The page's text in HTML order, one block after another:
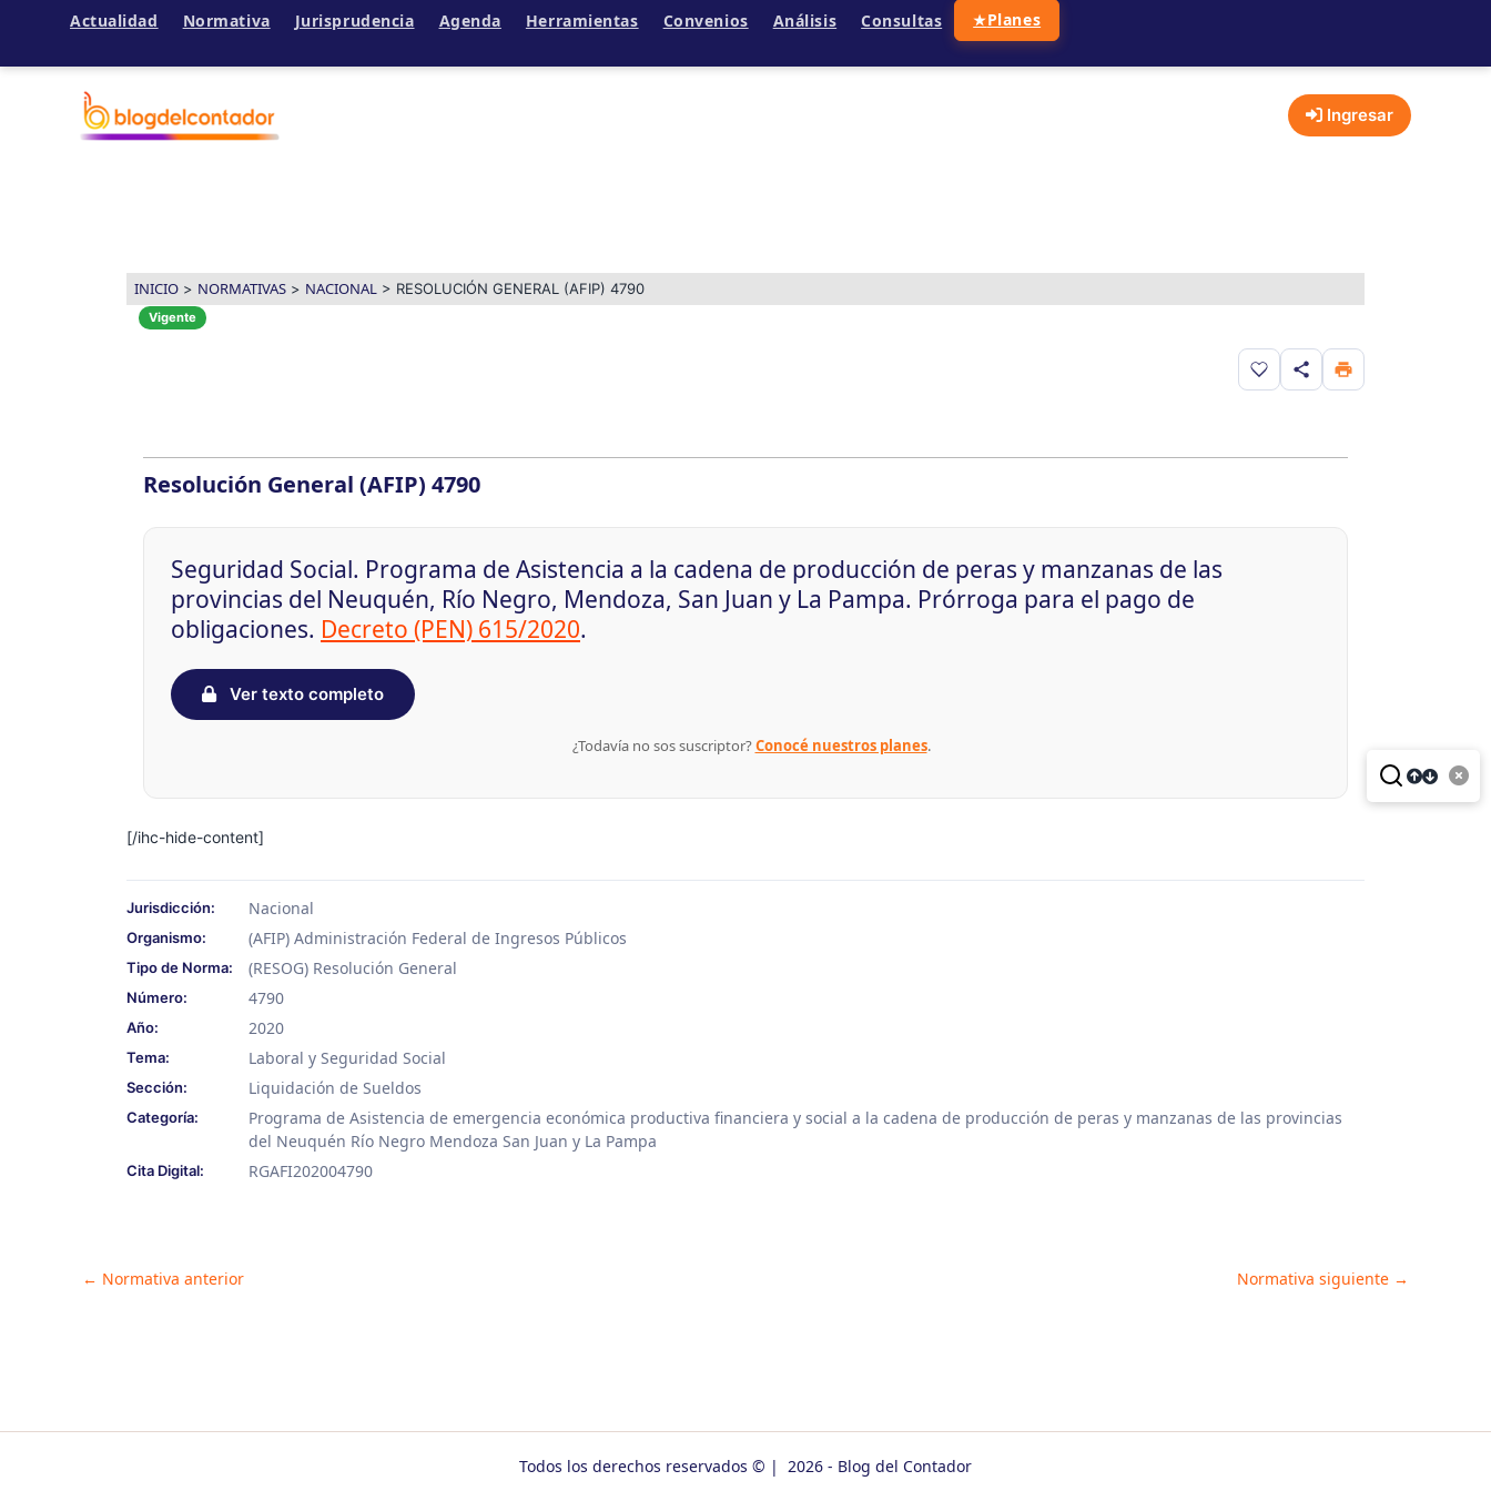
Actualidad Normativa Jurisprudencia Agenda Herramientas Convenios Análisis Consultas ★Planes
Ingresar
INICIO > NORMATIVAS > NACIONAL > RESOLUCIÓN GENERAL (AFIP) 4790
Vigente
Guardar en favoritos
Resolución General (AFIP) 4790
Seguridad Social. Programa de Asistencia a la cadena de producción de peras y manzanas de las
provincias del Neuquén, Río Negro, Mendoza, San Juan y La Pampa. Prórroga para el pago de
obligaciones. Decreto (PEN) 615/2020.
Ver texto completo
¿Todavía no sos suscriptor?Conocé nuestros planes.
[/ihc-hide-content]
Jurisdicción: Nacional
Organismo: (AFIP) Administración Federal de Ingresos Públicos
Tipo de Norma: (RESOG) Resolución General
Número: 4790
Año: 2020
Tema: Laboral y Seguridad Social
Sección: Liquidación de Sueldos
Categoría:
Programa de Asistencia de emergencia económica productiva financiera y social a la cadena de producción de peras y manzanas de las provincias
del Neuquén Río Negro Mendoza San Juan y La Pampa
Cita Digital: RGAFI202004790
Post
← Normativa anterior Normativa siguiente →
Todos los derechos reservados © | 2026 - Blog del Contador